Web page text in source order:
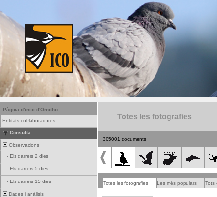
Pàgina d'inici d'Ornitho
Entitats col·laboradores
Consulta
Observacions
- Els darrers 2 dies
- Els darrers 5 dies
- Els darrers 15 dies
Dades i anàlisis
Totes les fotografies
305001 documents
Totes les fotografies Les més populars Tots